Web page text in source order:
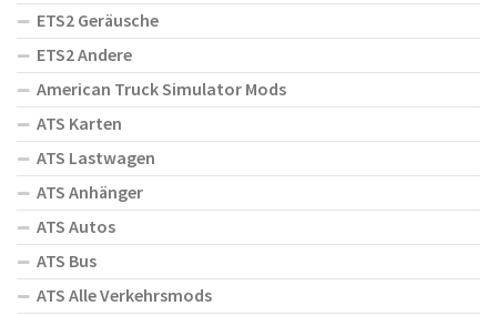
ETS2 Geräusche
ETS2 Andere
American Truck Simulator Mods
ATS Karten
ATS Lastwagen
ATS Anhänger
ATS Autos
ATS Bus
ATS Alle Verkehrsmods